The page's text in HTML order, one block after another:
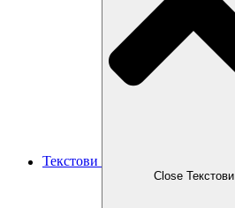
Текстови
Close Текстови